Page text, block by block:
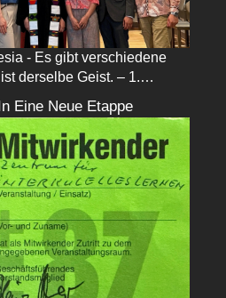
- Es gibt verschiedene
derselbe Geist. – 1.…
Eine Neue Etappe